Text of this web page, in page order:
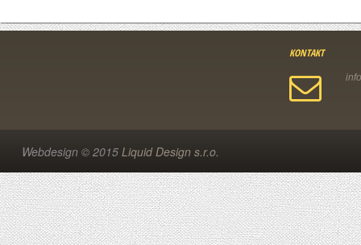
KONTAKT
Webdesign © 2015 Liquid Design s.r.o.